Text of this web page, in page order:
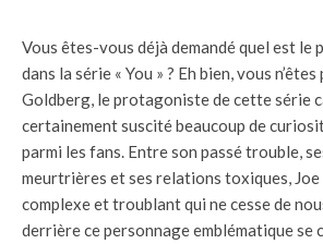
Vous êtes-vous déjà demandé quel est le
dans la série « You » ? Eh bien, vous
Goldberg, le protagoniste de cette série
certainement suscité beaucoup de
parmi les fans. Entre son passé trouble,
meurtrières et ses relations toxiques,
complexe et troublant qui ne cesse de
derrière ce personnage emblématique se